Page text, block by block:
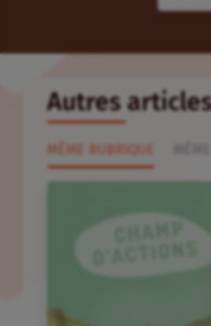
Autres
MÊME RUBRIQUE